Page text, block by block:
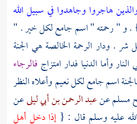
هاجروا وجاهدوا في سبيل الله
و " رحمته " اسم جامع لكل خير . "
. ودار الرحمة الخالصة هي الجنة
وأما الدنيا فدار امتزاج فالرجاء
اسم جامع لكل نعيم وأعلاه النظر
مسلمعنعبد الرحمن بن أبي ليلىعن
عليه وسلم قال : {إذا دخل أهل